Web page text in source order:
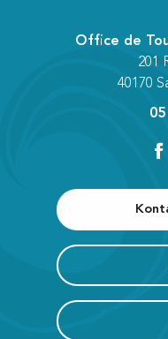
Office de
201
40170
05